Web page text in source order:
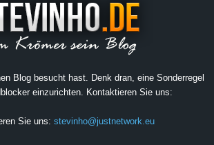
Blog besucht hast. Denk dran, eine Sonderregel
einzurichten. Kontaktieren Sie uns:
Sie uns: stevinho@justnetwork.eu